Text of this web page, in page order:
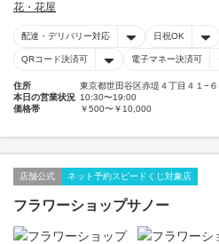
花・花屋
配達・デリバリー対応 日祝OK
QRコード決済可 電子マネー決済可
住所
東京都世田谷区赤堤４丁目４１−６
本日の営業状況 10:30〜19:00
価格帯
￥500〜￥10,000
店舗公式 ネット予約スピードくじ対象店
フラワーショップサノー